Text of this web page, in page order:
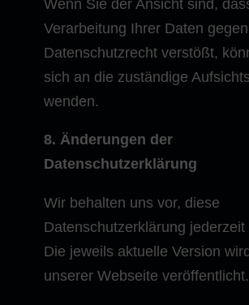
Wenn Sie der Ansicht sind,
Verarbeitung Ihrer Daten
Datenschutzrecht verstößt,
sich an die zuständige
wenden.
8. Änderungen der
Datenschutzerklärung
Wir behalten uns vor, diese
Datenschutzerklärung jederzeit
Die jeweils aktuelle Version
unserer Webseite veröffentlicht.